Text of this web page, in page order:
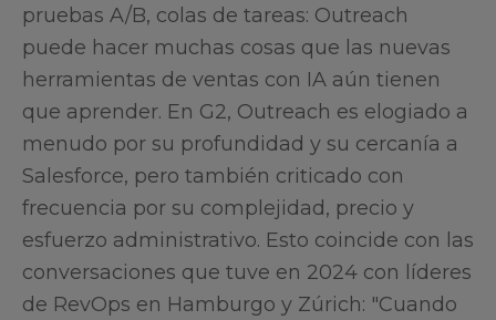
pruebas A/B, colas de tareas: Outreach
puede hacer muchas cosas que las nuevas
herramientas de ventas con IA aún tienen
que aprender. En G2, Outreach es elogiado a
menudo por su profundidad y su cercanía a
Salesforce, pero también criticado con
frecuencia por su complejidad, precio y
esfuerzo administrativo. Esto coincide con las
conversaciones que tuve en 2024 con líderes
de RevOps en Hamburgo y Zúrich: "Cuando